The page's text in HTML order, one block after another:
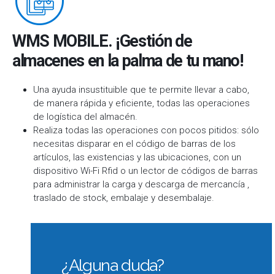
WMS MOBILE. ¡Gestión de
almacenes en la palma de tu mano!
Una ayuda insustituible que te permite llevar a cabo,
de manera rápida y eficiente, todas las operaciones
de logística del almacén.
Realiza todas las operaciones con pocos pitidos: sólo
necesitas disparar en el código de barras de los
artículos, las existencias y las ubicaciones, con un
dispositivo Wi-Fi Rfid o un lector de códigos de barras
para administrar la carga y descarga de mercancía ,
traslado de stock, embalaje y desembalaje.
¿Alguna duda?